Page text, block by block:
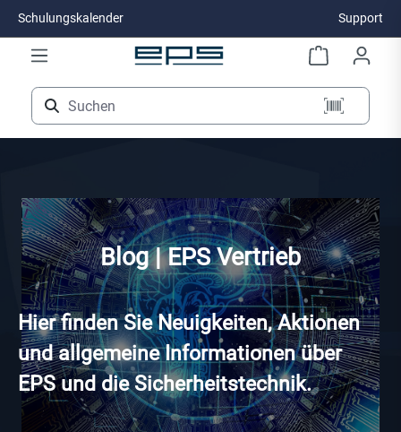
Zum Hauptinhalt springen
Schulungskalender Support
Blog | EPS Vertrieb
Hier finden Sie Neuigkeiten, Aktionen
und allgemeine Informationen über
EPS und die Sicherheitstechnik.